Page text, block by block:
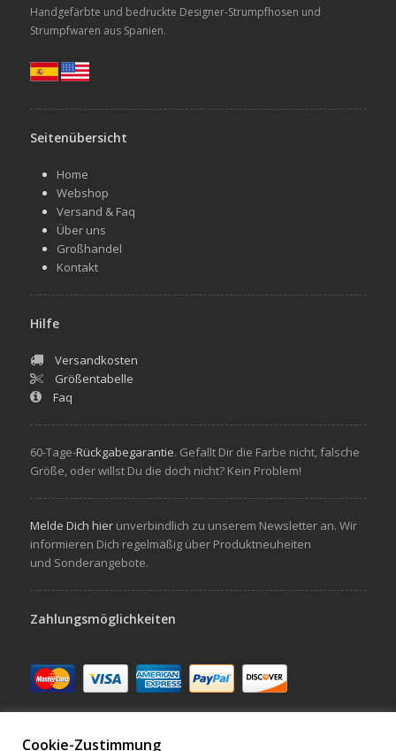
Handgefärbte und bedruckte Designer-Strumpfhosen und
Strumpfwaren aus Spanien.
Seitenübersicht
Home
Webshop
Versand & Faq
Über uns
Großhandel
Kontakt
Hilfe
Versandkosten
Größentabelle
Faq
60-Tage-Rückgabegarantie. Gefallt Dir die Farbe nicht, falsche
Größe, oder willst Du die doch nicht? Kein Problem!
Melde Dich hierunverbindlich zu unserem Newsletter an. Wir
informieren Dich regelmäßig über Produktneuheiten
und Sonderangebote.
Zahlungsmöglichkeiten
Cookie-Zustimmung